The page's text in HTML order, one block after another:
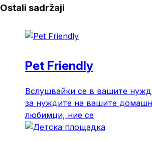
Ostali sadržaji
Pet Friendly
Вслушвайки се в вашите
за нуждите на вашите
любимци, ние се